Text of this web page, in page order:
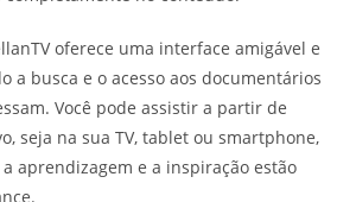
oferece uma interface amigável e
a busca e o acesso aos documentários
Você pode assistir a partir de
seja na sua TV, tablet ou smartphone,
aprendizagem e a inspiração estão